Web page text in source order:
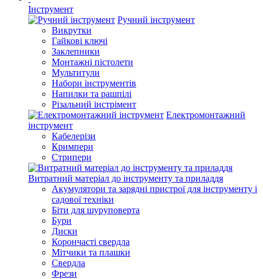
Інструмент
Ручний інструмент
Викрутки
Гайкові ключі
Заклепники
Монтажні пістолети
Мультитули
Набори інструментів
Напилки та рашпілі
Різальний інстрімент
Електромонтажний
інструмент
Кабелерізи
Кримпери
Стрипери
Витратний матеріал до інструменту та приладдя
Акумулятори та зарядні пристрої для інструменту і
садової техніки
Біти для шуруповерта
Бури
Диски
Корончасті свердла
Мітчики та плашки
Свердла
Фрези